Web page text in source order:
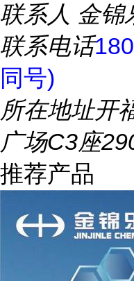
联系人 金锦
联系电话
同号)
所在地址开
广场C3座
推荐产品